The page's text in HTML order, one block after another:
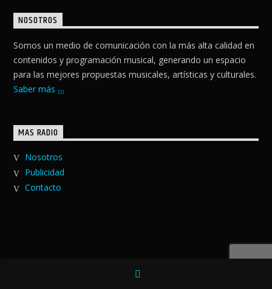
NOSOTROS
Somos un medio de comunicación con la más alta calidad en
contenidos y programación musical, generando un espacio
para las mejores propuestas musicales, artísticas y culturales.
Saber más
MAS RADIO
Nosotros
Publicidad
Contacto